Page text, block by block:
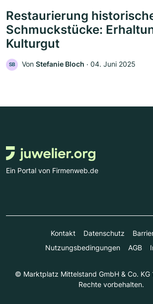
Restaurierung
Schmuckstücke:
Kulturgut
SB Von Stefanie Bloch ‧ 04. Juni 2025
Ein Portal von Firmenweb.de
Kontakt Datenschutz
Nutzungsbedingungen
AGB
© Marktplatz Mittelstand GmbH & Co. KG
Rechte vorbehalten.